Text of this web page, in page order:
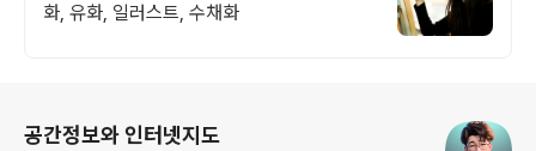
화, 유화, 일러스트, 수채화
공간정보와 인터넷지도